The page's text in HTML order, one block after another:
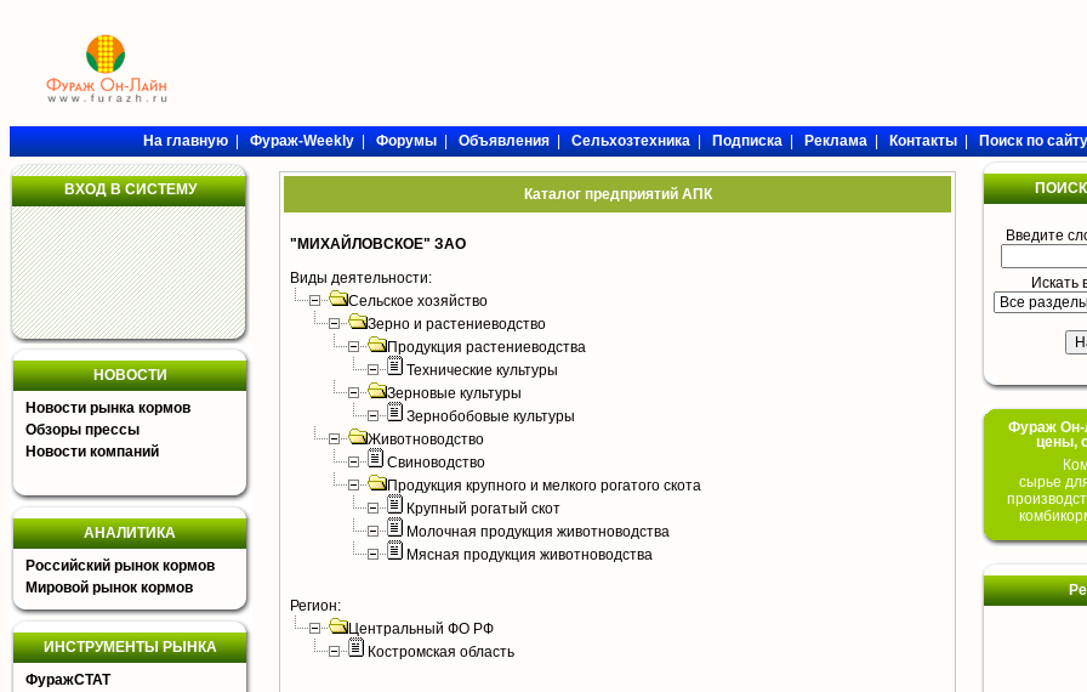
На главную|Фураж-Weekly|Форумы|Объявления|Сельхозтехника|Подписка|Реклама|Контакты|Поиск по сайту
ВХОД В СИСТЕМУ
НОВОСТИ
Новости рынка кормов
Обзоры прессы
Новости компаний
АНАЛИТИКА
Российский рынок кормов
Мировой рынок кормов
ИНСТРУМЕНТЫ РЫНКА
ФуражСТАТ
Каталог предприятий АПК
"МИХАЙЛОВСКОЕ" ЗАО
Виды деятельности:
Сельское хозяйство
Зерно и растениеводство
Продукция растениеводства
Технические культуры
Зерновые культуры
Зернобобовые культуры
Животноводство
Свиноводство
Продукция крупного и мелкого рогатого скота
Крупный рогатый скот
Молочная продукция животноводства
Мясная продукция животноводства
Регион:
Центральный ФО РФ
Костромская область
Введите
Искать
Фураж Он-
цены,
сырье